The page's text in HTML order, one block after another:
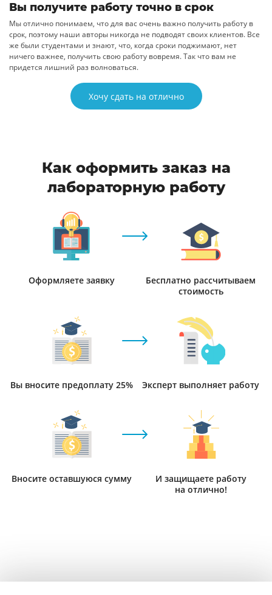
Вы получите работу точно в срок
Мы отлично понимаем, что для вас очень важно получить работу в
срок, поэтому наши авторы никогда не подводят своих клиентов. Все
же были студентами и знают, что, когда сроки поджимают, нет
ничего важнее, получить свою работу вовремя. Так что вам не
придется лишний раз волноваться.
Хочу сдать на отлично
Как оформить заказ на
лабораторную работу
Оформляете заявку
Бесплатно рассчитываем
стоимость
Вы вносите предоплату 25% Эксперт выполняет работу
Вносите оставшуюся сумму
И защищаете работу
на отлично!